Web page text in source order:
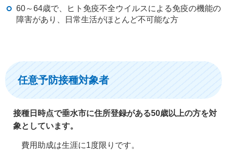
60～64歳で、ヒト免疫不全ウイルスによる免疫の機能の
障害があり、日常生活がほとんど不可能な方
任意予防接種対象者
接種日時点で垂水市に住所登録がある50歳以上の方を対
象としています。
費用助成は生涯に1度限りです。